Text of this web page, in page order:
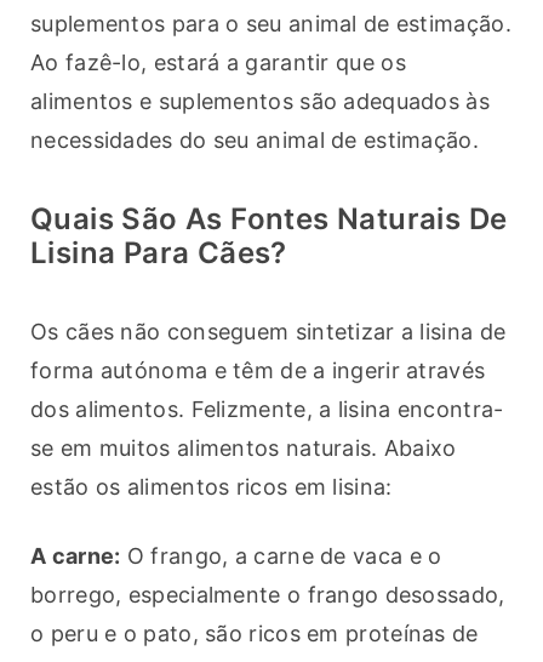
suplementos para o seu animal de estimação.
Ao fazê-lo, estará a garantir que os
alimentos e suplementos são adequados às
necessidades do seu animal de estimação.
Quais São As Fontes Naturais De
Lisina Para Cães?
Os cães não conseguem sintetizar a lisina de
forma autónoma e têm de a ingerir através
dos alimentos. Felizmente, a lisina encontra-
se em muitos alimentos naturais. Abaixo
estão os alimentos ricos em lisina:
A carne: O frango, a carne de vaca e o
borrego, especialmente o frango desossado,
o peru e o pato, são ricos em proteínas de